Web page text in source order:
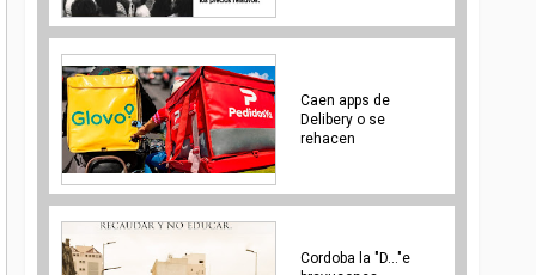
Caen apps de
Delibery o se
rehacen
Cordoba la "D..."e